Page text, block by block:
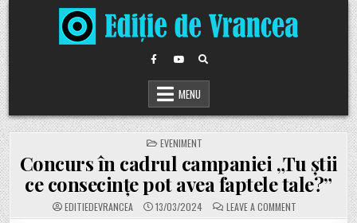
Skip
to
content
MENU
POSTED
IN
EVENIMENT
Concurs în cadrul campaniei „Tu știi
ce consecințe pot avea faptele tale?”
EDITIEDEVRANCEA 13/03/2024 LEAVE A COMMENT
CONCURS